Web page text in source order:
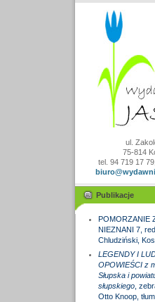
ul.
75-814
tel. 94 719 17
Publikacje
POMORZANIE
NIEZNANI 7,
Chludziński,
LEGENDY I
OPOWIEŚCI z
Słupska i
słupskiego,
Otto Knoop,